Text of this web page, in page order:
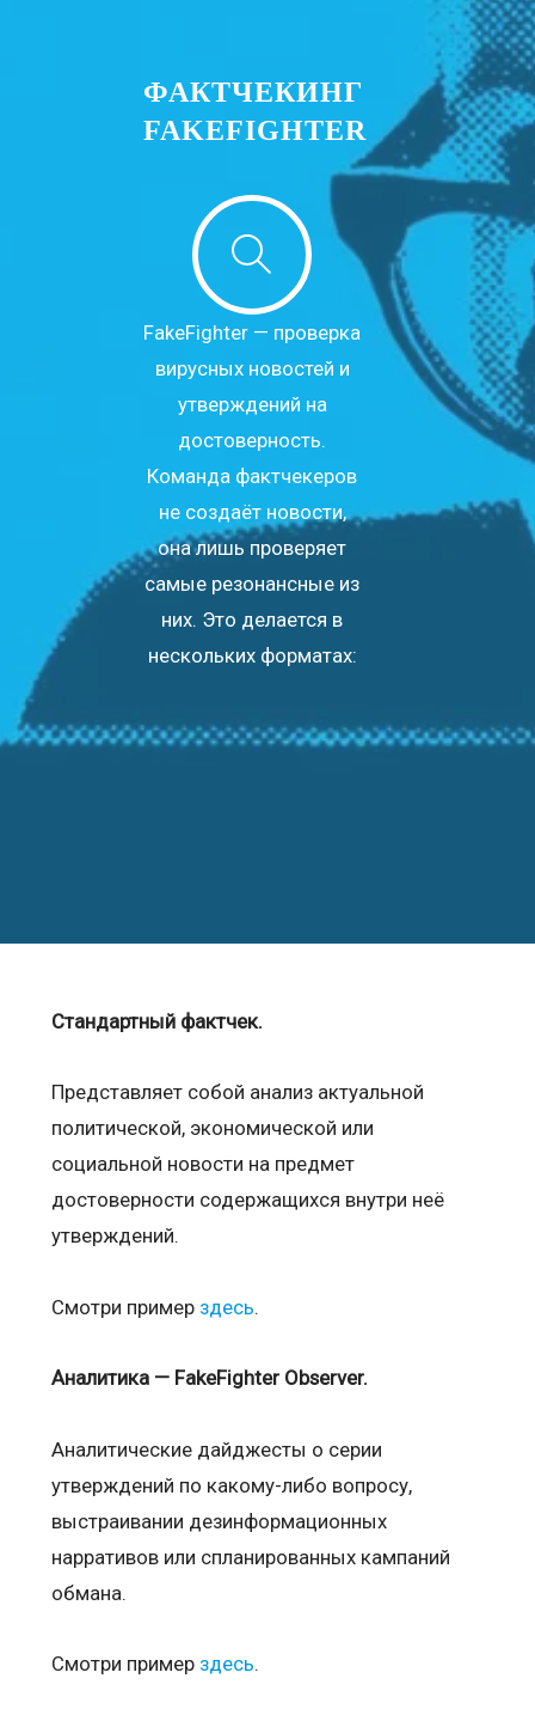
ФАКТЧЕКИНГ
FAKEFIGHTER
FakeFighter — проверка
вирусных новостей и
утверждений на
достоверность.
Команда фактчекеров
не создаёт новости,
она лишь проверяет
самые резонансные из
них. Это делается в
нескольких форматах:
Стандартный фактчек.
Представляет собой анализ актуальной
политической, экономической или
социальной новости на предмет
достоверности содержащихся внутри неё
утверждений.
Смотри пример здесь.
Аналитика — FakeFighter Observer.
Аналитические дайджесты о серии
утверждений по какому-либо вопросу,
выстраивании дезинформационных
нарративов или спланированных кампаний
обмана.
Смотри пример здесь.